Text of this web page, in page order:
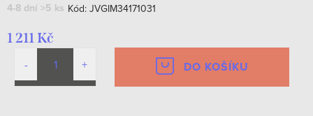
4-8 dní >5 ks Kód: JVGIM34171031
1 211 Kč
DO KOŠÍKU